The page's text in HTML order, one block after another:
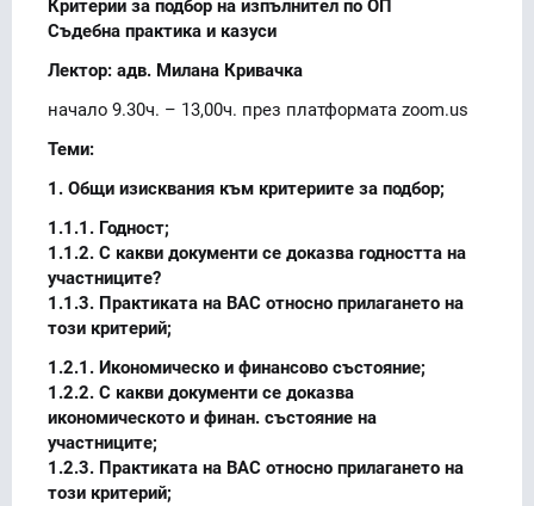
Критерии за подбор на изпълнител по ОП
Съдебна практика и казуси
Лектор: адв. Милана Кривачка
начало 9.30ч. – 13,00ч. през платформата zoom.us
Теми:
1. Общи изисквания към критериите за подбор;
1.1.1. Годност;
1.1.2. С какви документи се доказва годността на
участниците?
1.1.3. Практиката на ВАС относно прилагането на
този критерий;
1.2.1. Икономическо и финансово състояние;
1.2.2. С какви документи се доказва
икономическото и финан. състояние на
участниците;
1.2.3. Практиката на ВАС относно прилагането на
този критерий;